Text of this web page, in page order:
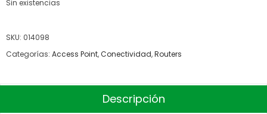
Sin existencias
SKU: 014098
Categorías: Access Point,Conectividad,Routers
Descripción